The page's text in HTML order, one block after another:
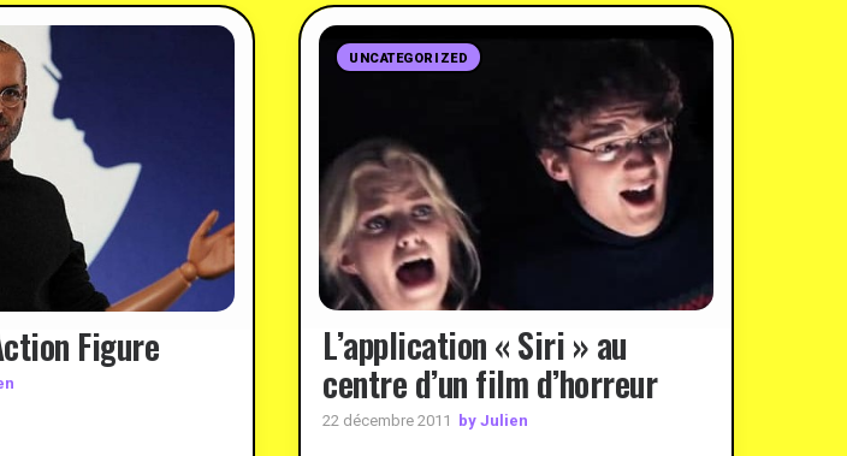
Figure
UNCATEGORIZED
L’application « Siri » au
centre d’un film d’horreur
22 décembre 2011 by Julien